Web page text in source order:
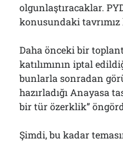
olgunlaştıracaklar.
konusundaki tavrımız
Daha önceki bir
katılımının iptal
bunlarla sonradan
hazırladığı Anayasa
bir tür özerklik”
Şimdi, bu kadar